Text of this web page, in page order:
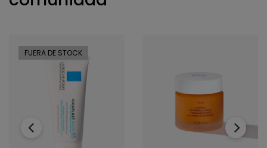
FUERA DE STOCK
‹ ›